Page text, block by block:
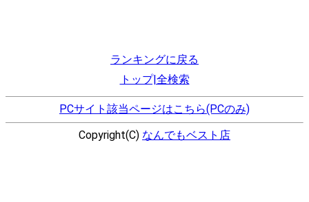
ランキングに戻る
トップ|全検索
PCサイト該当ページはこちら(PCのみ)
Copyright(C) なんでもベスト店